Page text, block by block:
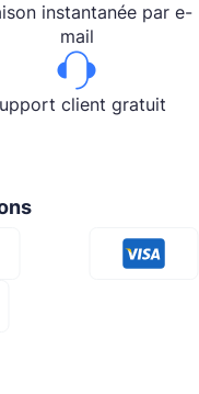
instantanée par e-
mail
client gratuit